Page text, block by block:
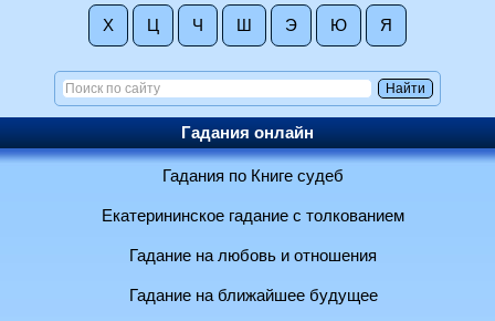
Х Ц Ч Ш Э Ю Я
Гадания онлайн
Гадания по Книге судеб
Екатерининское гадание с толкованием
Гадание на любовь и отношения
Гадание на ближайшее будущее